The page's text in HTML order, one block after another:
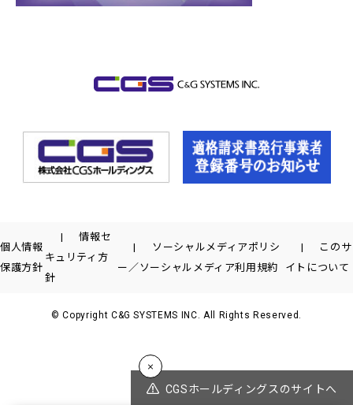
CGSホールディングスのサイトへ
個人情報
保護方針
情報セ
キュリティ方
針
ソーシャルメディアポリシ
ー／ソーシャルメディア利用規約
このサ
イトについて
© Copyright C&G SYSTEMS INC. All Rights Reserved.